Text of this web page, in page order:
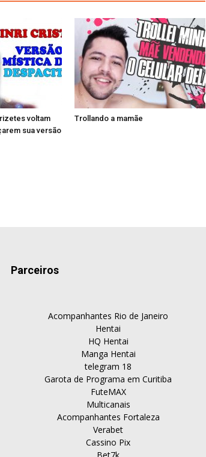
voltam
sua versão
Trollando a mamãe
Parceiros
Acompanhantes Rio de Janeiro
Hentai
HQ Hentai
Manga Hentai
telegram 18
Garota de Programa em Curitiba
FuteMAX
Multicanais
Acompanhantes Fortaleza
Verabet
Cassino Pix